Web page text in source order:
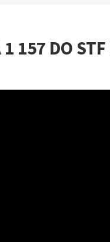
157 DO STF